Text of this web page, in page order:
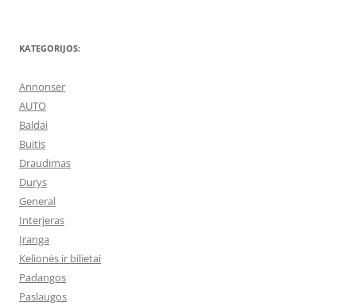
KATEGORIJOS:
Annonser
AUTO
Baldai
Buitis
Draudimas
Durys
General
Interjeras
Įranga
Kelionės ir bilietai
Padangos
Paslaugos